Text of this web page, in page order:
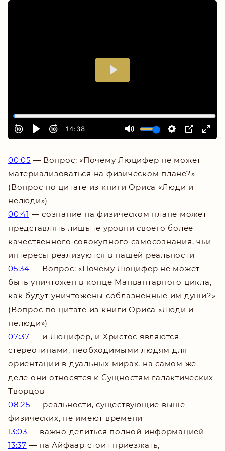
00:05 — Вопрос: «Почему Люцифер не может
материализоваться на физическом плане?»
(Вопрос по цитате из книги Ориса «Люди и
нелюди»)
00:41 — сознание на физическом плане может
представлять лишь те уровни своего более
качественного совокупного самосознания, чьи
интересы реализуются в нашей реальности
05:34 — Вопрос: «Почему Люцифер не может
быть уничтожен в конце Манвантарного цикла,
как будут уничтожены соблазнённые им души?»
(Вопрос по цитате из книги Ориса «Люди и
нелюди»)
07:37 — и Люцифер, и Христос являются
стереотипами, необходимыми людям для
ориентации в дуальных мирах, на самом же
деле они относятся к Сущностям галактических
Творцов
08:25 — реальности, существующие выше
физических, не имеют времени
13:03 — важно делиться полной информацией
13:37 — на Айфаар стоит приезжать,